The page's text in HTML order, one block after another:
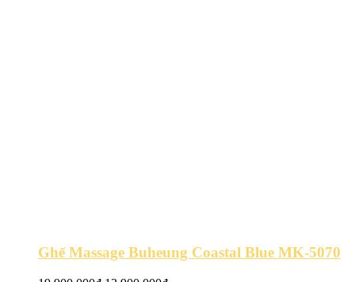
Ghế Massage Buheung Coastal Blue MK-5070